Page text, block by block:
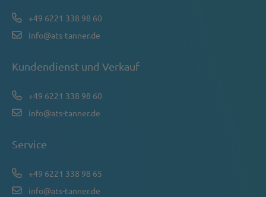
+49 6221 338 98 60
info@ats-tanner.de
Kundendienst und Verkauf
+49 6221 338 98 60
info@ats-tanner.de
Service
+49 6221 338 98 65
info@ats-tanner.de